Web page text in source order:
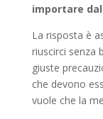
importare
La risposta è
riuscirci senza
giuste
che devono
vuole che la